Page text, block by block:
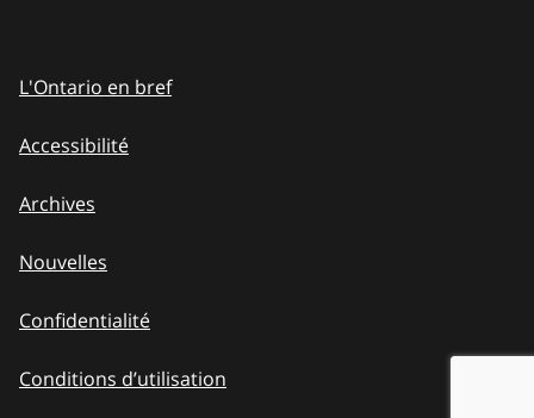
L'Ontario en bref
Accessibilité
Archives
Nouvelles
Confidentialité
Conditions d’utilisation